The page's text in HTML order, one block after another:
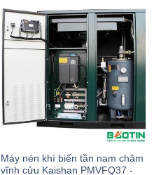
Máy nén khí biến tần nam châm
vĩnh cửu Kaishan PMVFQ37 -